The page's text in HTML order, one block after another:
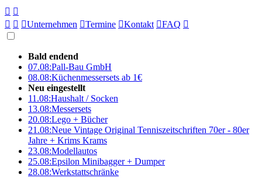
 
  Unternehmen Termine Kontakt FAQ 
Bald endend
07.08:Pall-Bau GmbH
08.08:Küchenmessersets ab 1€
Neu eingestellt
11.08:Haushalt / Socken
13.08:Messersets
20.08:Lego + Bücher
21.08:Neue Vintage Original Tenniszeitschriften 70er - 80er
Jahre + Krims Krams
23.08:Modellautos
25.08:Epsilon Minibagger + Dumper
28.08:Werkstattschränke